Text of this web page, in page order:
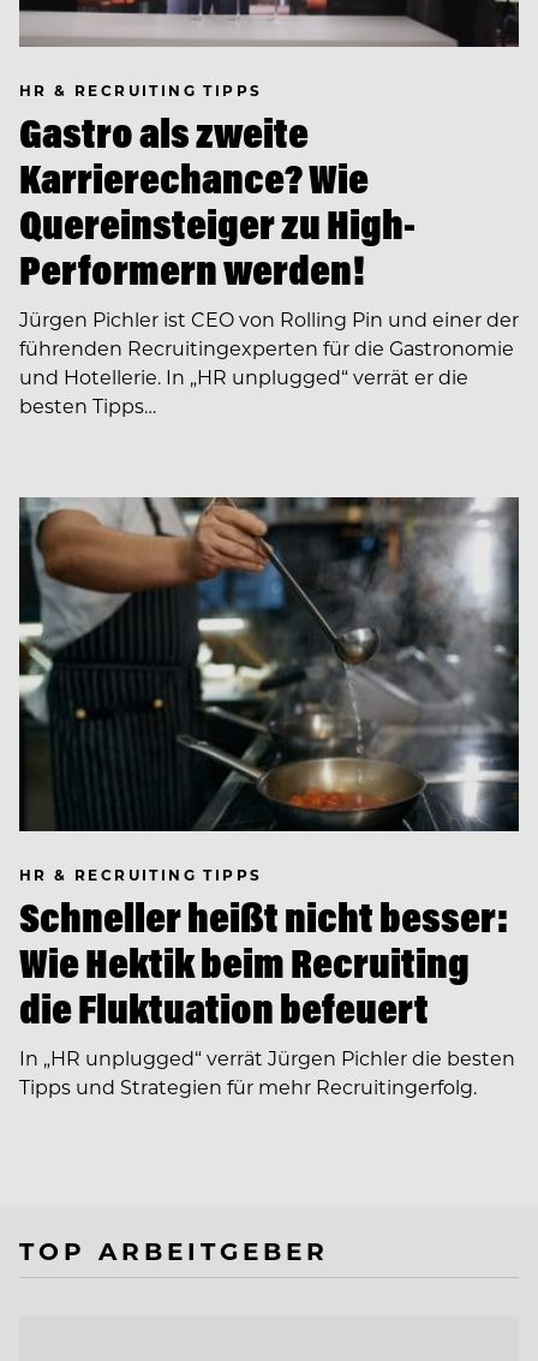
HR & RECRUITING TIPPS
Gastro als zweite
Karrierechance? Wie
Quereinsteiger zu High-
Performern werden!
Jürgen Pichler ist CEO von Rolling Pin und einer der
führenden Recruiting­experten für die Gastronomie
und Hotellerie. In ­­„HR unplugged“ verrät er die
besten Tipps…
HR & RECRUITING TIPPS
Schneller heißt nicht besser:
Wie Hektik beim Recruiting
die Fluktuation befeuert
In ­„HR unplugged“ verrät Jürgen Pichler die besten
Tipps und Strategien für mehr Recruitingerfolg.
TOP ARBEITGEBER